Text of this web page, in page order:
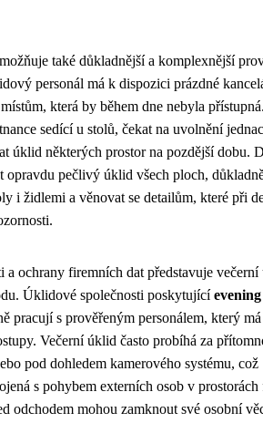
také důkladnější a komplexnější
personál má k dispozici prázdné
která by během dne nebyla
sedící u stolů, čekat na uvolnění
úklid některých prostor na pozdější dobu.
opravdu pečlivý úklid všech ploch,
i židlemi a věnovat se detailům, které při
a ochrany firemních dat představuje
Úklidové společnosti poskytujícíevening
pracují s prověřeným personálem, který má
Večerní úklid často probíhá za
pod dohledem kamerového systému, což
s pohybem externích osob v
odchodem mohou zamknout své osobní